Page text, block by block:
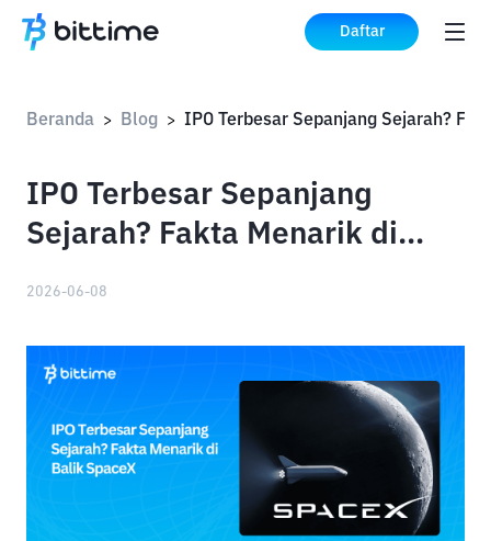
Daftar
Beranda > Blog >
IPO Terbesar Sepanjang
Sejarah? Fakta Menarik di
2026-06-08